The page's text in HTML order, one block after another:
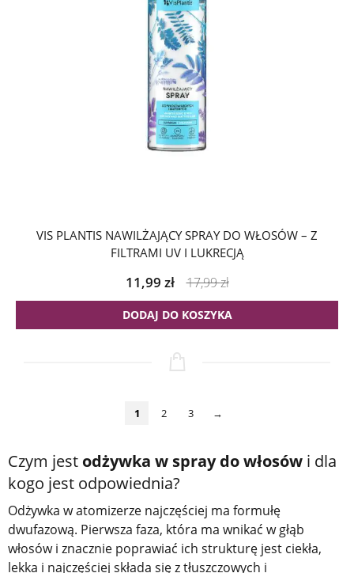
VIS PLANTIS NAWILŻAJĄCY SPRAY DO WŁOSÓW – Z
FILTRAMI UV I LUKRECJĄ
11,99 zł 17,99zł
DODAJ DO KOSZYKA
1 2 3 →
Czym jest odżywka w spray do włosów i dla
kogo jest odpowiednia?
Odżywka w atomizerze najczęściej ma formułę
dwufazową. Pierwsza faza, która ma wnikać w głąb
włosów i znacznie poprawiać ich strukturę jest ciekła,
lekka i najczęściej składa się z tłuszczowych i